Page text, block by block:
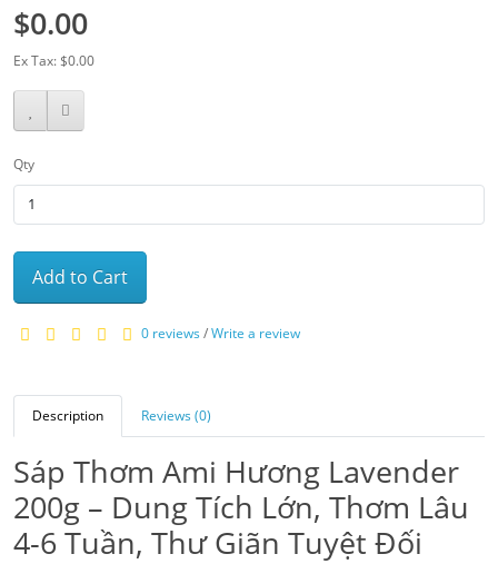
$0.00
Ex Tax: $0.00
Qty
Add to Cart
0 reviews/Write a review
Description Reviews (0)
Sáp Thơm Ami Hương Lavender
200g – Dung Tích Lớn, Thơm Lâu
4-6 Tuần, Thư Giãn Tuyệt Đối